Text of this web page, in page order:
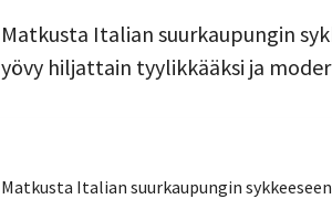
Matkusta Italian suurkaupungin
yövy hiljattain tyylikkääksi ja
Matkusta Italian suurkaupungin